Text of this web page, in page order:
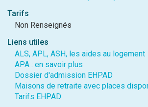
Tarifs
Non Renseignés
Liens utiles
ALS, APL, ASH, les aides au logement
APA : en savoir plus
Dossier d'admission EHPAD
Maisons de retraite avec places
Tarifs EHPAD